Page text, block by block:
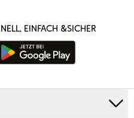
EINFACH &SICHER